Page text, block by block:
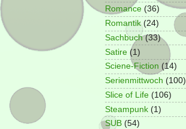
Romance (36)
Romantik (24)
Sachbuch (33)
Satire (1)
Sciene-Fiction (14)
Serienmittwoch (100)
Slice of Life (106)
Steampunk (1)
SUB (54)